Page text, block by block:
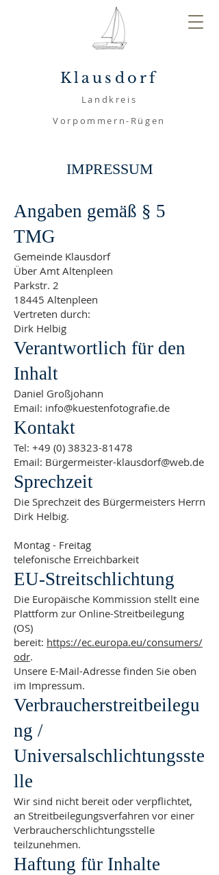
Klausdorf
Landkreis
Vorpommern-Rügen
IMPRESSUM
Angaben gemäß § 5
TMG
Gemeinde Klausdorf
Über Amt Altenpleen
Parkstr. 2
18445 Altenpleen
Vertreten durch:
Dirk Helbig
Verantwortlich für den
Inhalt
Daniel Großjohann
Email: info@kuestenfotografie.de
Kontakt
Tel: +49 (0) 38323-81478
Email: Bürgermeister-klausdorf@web.de
Sprechzeit
Die Sprechzeit des Bürgermeisters Herrn
Dirk Helbig.
Montag - Freitag
telefonische Erreichbarkeit
EU-Streitschlichtung
Die Europäische Kommission stellt eine
Plattform zur Online-Streitbeilegung
(OS)
bereit: https://ec.europa.eu/consumers/
odr.
Unsere E-Mail-Adresse finden Sie oben
im Impressum.
Verbraucherstreitbeilegu
ng /
Universalschlichtungsste
lle
Wir sind nicht bereit oder verpflichtet,
an Streitbeilegungsverfahren vor einer
Verbraucherschlichtungsstelle
teilzunehmen.
Haftung für Inhalte